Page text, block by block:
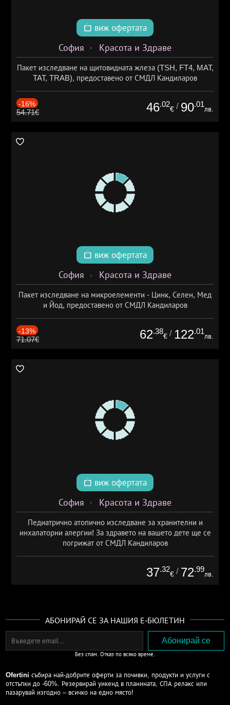
виж офертата
София Красота и Здраве
Пакет изследване на щитовидната жлеза (TSH, FT4, MAT,
TAT, TRAB), предоставено от СМДЛ Кандиларов
-16%
54.71€ 46.02
€ / 90.01
лв.
виж офертата
София Красота и Здраве
Пакет изследване на микроелементи - Цинк, Селен, Мед
и Йод, предоставено от СМДЛ Кандиларов
-13%
71.07€ 62.38
€ / 122.01
лв.
виж офертата
София Красота и Здраве
Педиатрично атопично изследване за хранителни и
инхалаторни алергии! За здравето на вашето дете ще се
погрижат от СМДЛ Кандиларов
37.32
€ / 72.99
лв.
АБОНИРАЙ СЕ ЗА НАШИЯ Е-БЮЛЕТИН
Без спам. Отказ по всяко време.
Ofertini събира най-добрите оферти за почивки, продукти и услуги с
отстъпки до -60%. Резервирай уикенд в планината, СПА релакс или
пазарувай изгодно – всичко на едно място!